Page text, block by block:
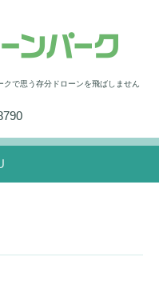
で思う存分ドローンを飛ばしません